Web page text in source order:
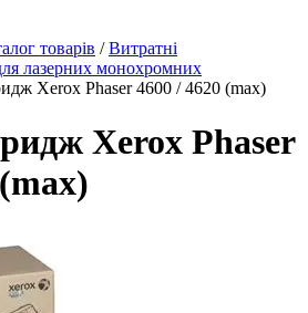
товарів /Витратні
лазерних монохромних
Xerox Phaser 4600 / 4620 (max)
Xerox Phaser